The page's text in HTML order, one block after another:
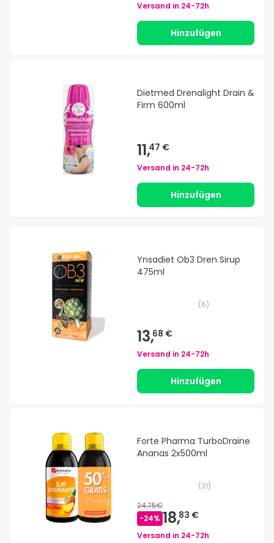
Versand in 24-72h
Hinzufügen
Dietmed Drenalight Drain &
Firm 600ml
11,47 €
Versand in 24-72h
Hinzufügen
Ynsadiet Ob3 Dren Sirup
475ml
(6)
13,68 €
Versand in 24-72h
Hinzufügen
Forte Pharma TurboDraine
Ananas 2x500ml
(31)
24,75€
-24% 18,83 €
Versand in 24-72h